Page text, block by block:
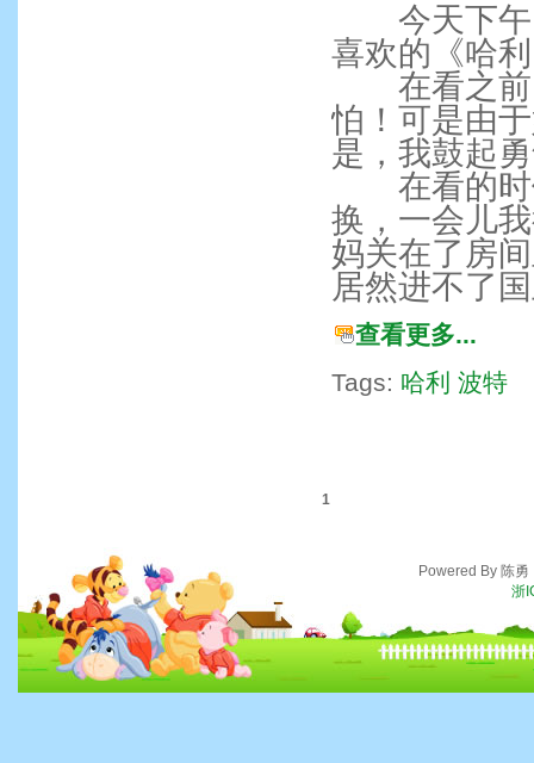
今天下午
喜欢的《哈
在看之前
怕！可是由
是，我鼓起
在看的时
换，一会儿
妈关在了房
居然进不了
查看更多...
Tags: 哈利 波特
1
Powered By 陈
浙